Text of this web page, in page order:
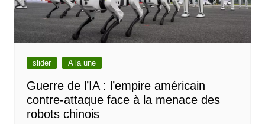
slider A la une
Guerre de l’IA : l’empire américain
contre-attaque face à la menace des
robots chinois